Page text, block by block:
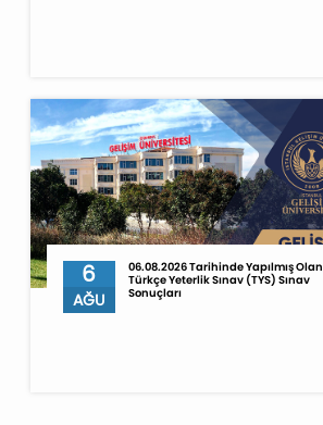
6
AĞU
06.08.2026 Tarihinde Yapılmış Olan
Türkçe Yeterlik Sınav (TYS) Sınav
Sonuçları